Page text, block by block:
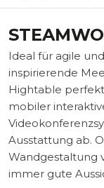
Ideal für agile
inspirierende
Hightable
mobiler
Ausstattung ab.
Wandgestaltung
immer gute